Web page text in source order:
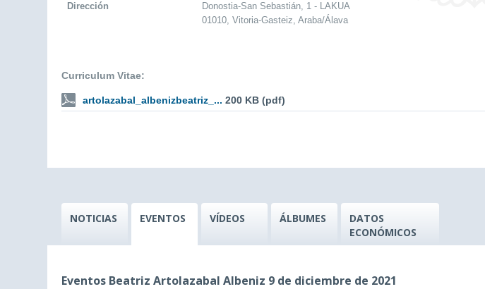
Dirección
Donostia-San Sebastián, 1 - LAKUA
01010, Vitoria-Gasteiz, Araba/Álava
Curriculum Vitae:
artolazabal_albenizbeatriz_... 200 KB (pdf)
NOTICIAS EVENTOS VÍDEOS ÁLBUMES
DATOS
ECONÓMICOS
Eventos Beatriz Artolazabal Albeniz 9 de diciembre de 2021